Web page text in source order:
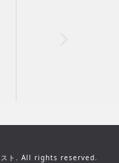
ト. All rights reserved.